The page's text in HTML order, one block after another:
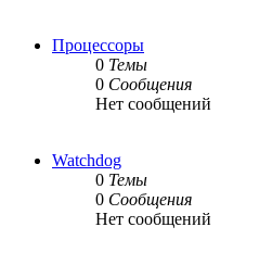
Процессоры
0 Темы
0 Сообщения
Нет сообщений
Watchdog
0 Темы
0 Сообщения
Нет сообщений